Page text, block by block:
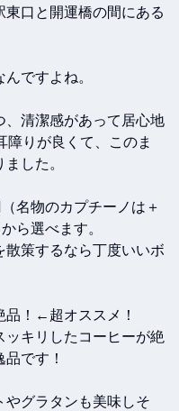
口と開運橋の間にある
ですよね。
、清潔感があって居心地
障りが良くて、このま
した。
名物のカプチーノは＋
ら選べます。
策するなら丁度いいボ
品！←超オススメ！
ッキリしたコーヒーが絶
です！
やグラタンも美味しそ